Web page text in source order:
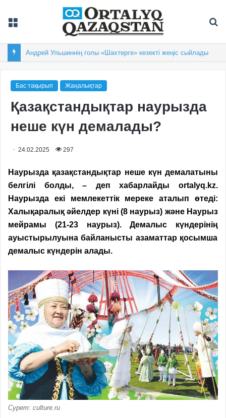
Андрей Ульшиннің голы «Шахтерге» кезекті жеңіс сыйлады
Бас тақырып Жаңалықтар
Қазақстандықтар наурызда
неше күн демалады?
24.02.2025 297
Наурызда қазақстандықтар неше күн демалатыны
белгілі болды, – деп хабарлайды ortalyq.kz.
Наурызда екі мемлекеттік мереке аталып өтеді:
Халықаралық әйелдер күні (8 наурыз) және Наурыз
мейрамы (21-23 наурыз). Демалыс күндерінің
ауыстырылуына байланысты азаматтар қосымша
демалыс күндерін алады.
Сурет: culture.ru